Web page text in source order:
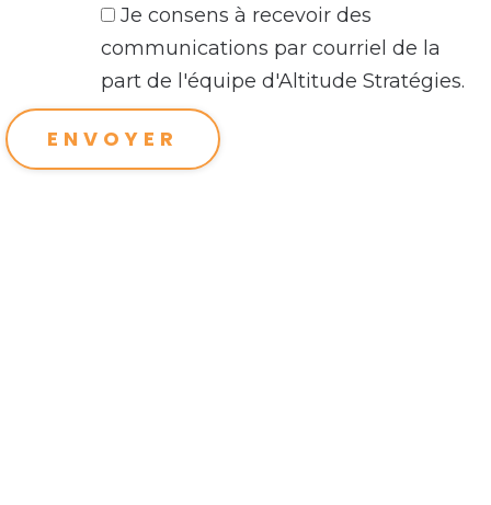
Je consens à recevoir des
communications par courriel de la
part de l'équipe d'Altitude Stratégies.